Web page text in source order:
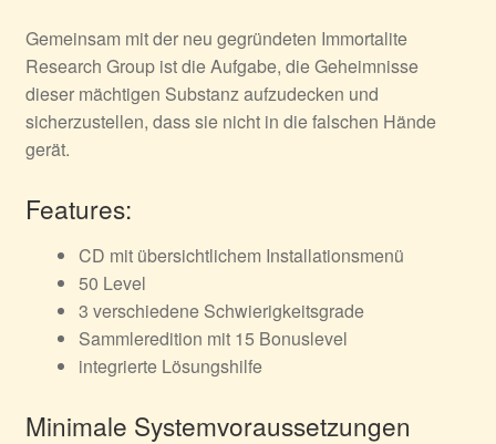
Gemeinsam mit der neu gegründeten Immortalite
Research Group ist die Aufgabe, die Geheimnisse
dieser mächtigen Substanz aufzudecken und
sicherzustellen, dass sie nicht in die falschen Hände
gerät.
Features:
CD mit übersichtlichem Installationsmenü
50 Level
3 verschiedene Schwierigkeitsgrade
Sammleredition mit 15 Bonuslevel
integrierte Lösungshilfe
Minimale Systemvoraussetzungen